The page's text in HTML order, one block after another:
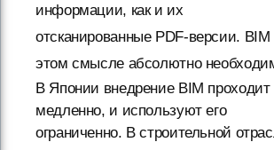
информации, как и их
отсканированные PDF-версии. BIM
этом смысле абсолютно
В Японии внедрение BIM проходит
медленно, и используют его
ограниченно. В строительной